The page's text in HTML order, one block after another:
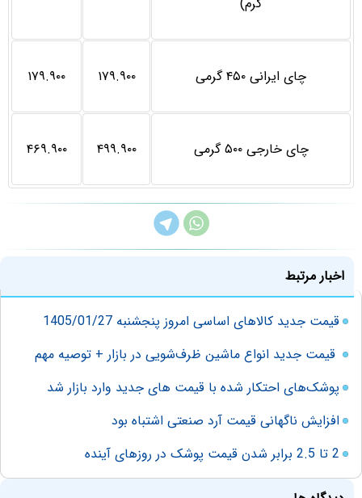
چای ایرانی ۴۵۰ گرمی ۱۷۹.۹۰۰ ۱۷۹.۹۰۰
چای خارجی ۵۰۰ گرمی ۴۹۹.۹۰۰ ۴۶۹.۹۰۰
اخبار مرتبط
قیمت جدید کالاهای اساسی امروز پنجشنبه 1405/01/27
قیمت جدید انواع ماشین ظرف‌شویی در بازار + توصیه مهم
پوشک‌های احتکار شده با قیمت های جدید وارد بازار شد
افزایش ناگهانی قیمت آرد صنعتی اشتباه بود
2 تا 2.5 برابر شدن قیمت پوشک در روزهای آینده